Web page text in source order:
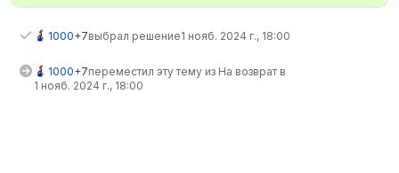
1000+7выбрал решение1 нояб. 2024 г., 18:00
1000+7переместил эту тему из На возврат в
1 нояб. 2024 г., 18:00